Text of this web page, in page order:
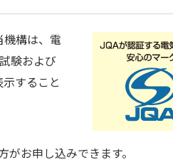
構は、電
験および
すること
お申し込みできます。